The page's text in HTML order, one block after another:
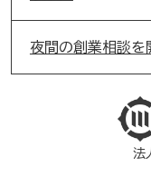
夜間の創業相談を
法